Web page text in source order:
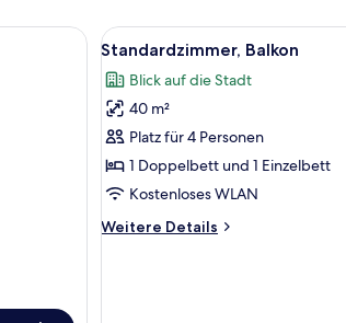
einem großen Bett, einem Schreibtisch mit Stuhl,
Alle
Fotos
für
Standardzimmer,
Balkon
anzeigen
6
Standardzimmer, Balkon
Blick auf die Stadt
40 m²
Platz für 4 Personen
1 Doppelbett und 1 Einzelbett
Kostenloses WLAN
Weitere Details
Weitere